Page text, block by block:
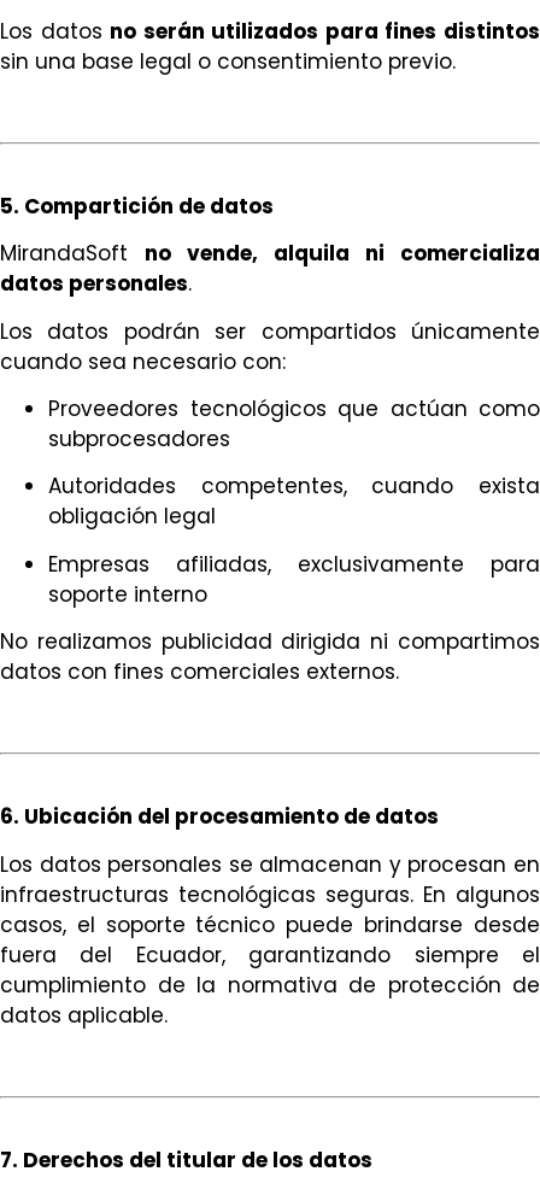
Los datos no serán utilizados para fines distintos
sin una base legal o consentimiento previo.
5. Compartición de datos
MirandaSoft no vende, alquila ni comercializa
datos personales.
Los datos podrán ser compartidos únicamente
cuando sea necesario con:
Proveedores tecnológicos que actúan como
subprocesadores
Autoridades competentes, cuando exista
obligación legal
Empresas afiliadas, exclusivamente para
soporte interno
No realizamos publicidad dirigida ni compartimos
datos con fines comerciales externos.
6. Ubicación del procesamiento de datos
Los datos personales se almacenan y procesan en
infraestructuras tecnológicas seguras. En algunos
casos, el soporte técnico puede brindarse desde
fuera del Ecuador, garantizando siempre el
cumplimiento de la normativa de protección de
datos aplicable.
7. Derechos del titular de los datos